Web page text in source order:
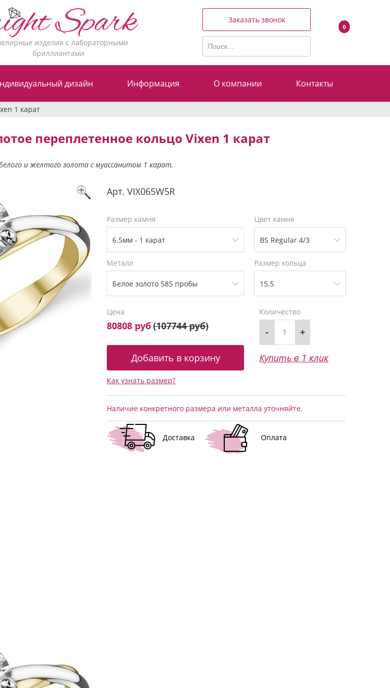
изделия с лабораторными
бриллиантами
Заказать звонок
0
дизайн Информация О компании Контакты
1 карат
переплетенное кольцо Vixen 1 карат
и желтого золота с муассанитом 1 карат.
Арт. VIX065W5R
Размер камня Цвет камня
Металл Размер кольца
Цена
80808 руб(107744 руб)
Количество
- +
Купить в 1 клик
Как узнать размер?
Наличие конкретного размера или металла уточняйте.
Доставка Оплата